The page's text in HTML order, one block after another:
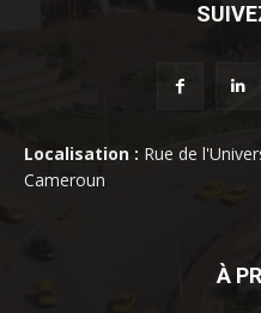
Localisation : Rue de
Cameroun
À